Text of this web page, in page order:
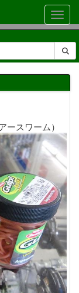
スワーム）